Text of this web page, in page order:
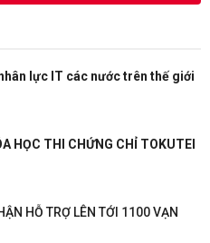
lực IT các nước trên thế giới
HỌC THI CHỨNG CHỈ TOKUTEI
HỖ TRỢ LÊN TỚI 1100 VẠN